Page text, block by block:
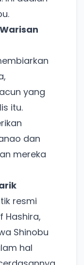
yang
itu.
dan
mereka
resmi
Hashira,
Shinobu
hal